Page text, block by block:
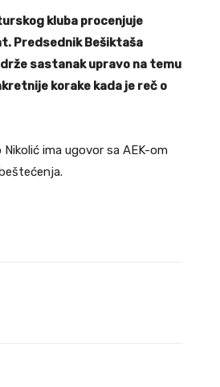
kluba procenjuje
Predsednik Bešiktaša
sastanak upravo na temu
korake kada je reč o
ima ugovor sa AEK-om